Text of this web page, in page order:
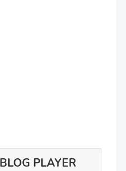
PLAYER